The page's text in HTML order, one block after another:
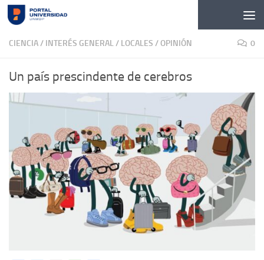
Skip to content
CIENCIA/ INTERÉS GENERAL/ LOCALES /OPINIÓN 0
Un país prescindente de cerebros